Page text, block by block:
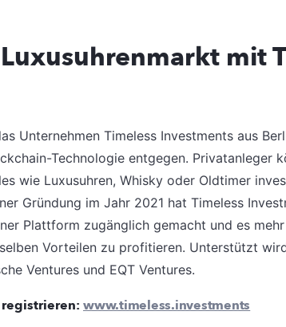
mit
Unternehmen Timeless Investments aus
Technologie entgegen. Privatanleger
wie Luxusuhren, Whisky oder Oldtimer
Gründung im Jahr 2021 hat Timeless
Plattform zugänglich gemacht und es
Vorteilen zu profitieren. Unterstützt
Ventures und EQT Ventures.
registrieren: www.timeless.investments